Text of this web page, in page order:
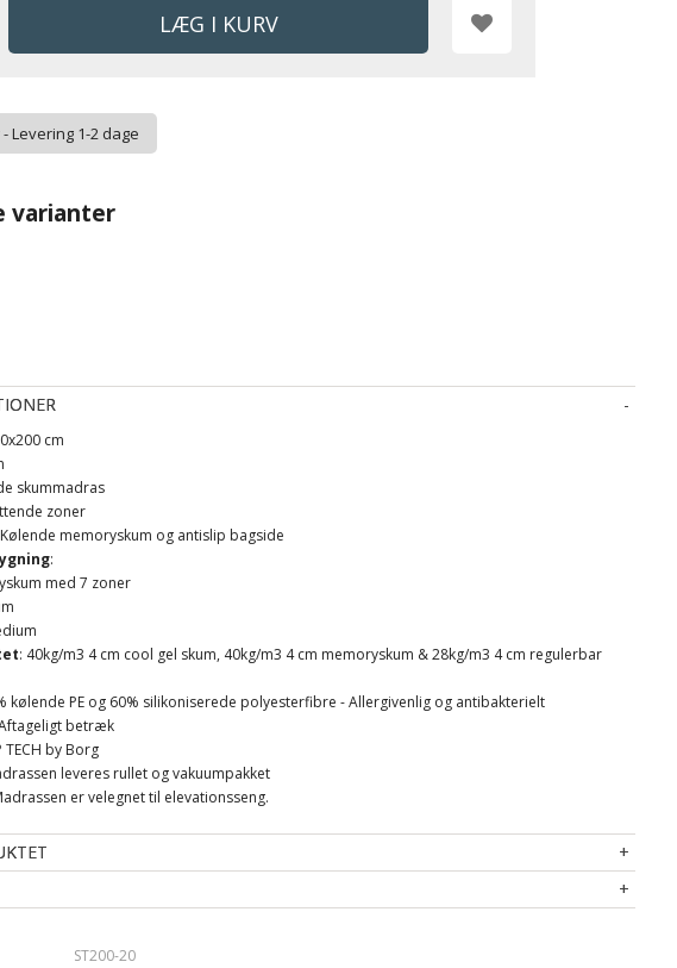
Levering 1-2 dage
varianter
cm
skummadras
zoner
memoryskum og antislip bagside
:
med 7 zoner
: 40kg/m3 4 cm cool gel skum, 40kg/m3 4 cm memoryskum & 28kg/m3 4 cm regulerbar
kølende PE og 60% silikoniserede polyesterfibre - Allergivenlig og antibakterielt
betræk
TECH by Borg
leveres rullet og vakuumpakket
er velegnet til elevationsseng.
ST200-20